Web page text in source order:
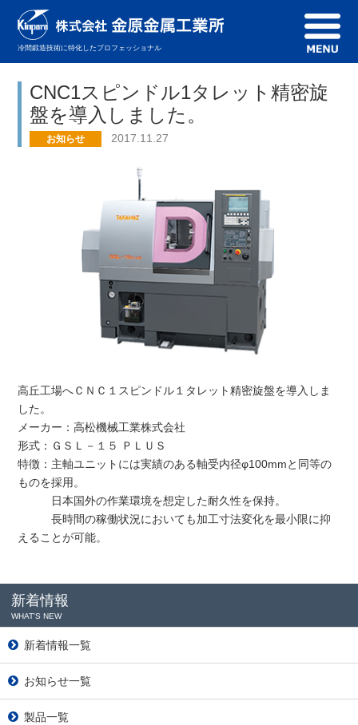
冷間鍛造技術に特化したプロフェッショナル
CNC1スピンドル1タレット精密旋
盤を導入しました。
お知らせ 2017.11.27
高丘工場へＣＮＣ１スピンドル１タレット精密旋盤を導入しま
した。
メーカー：高松機械工業株式会社
形式：ＧＳＬ－１５ ＰＬＵＳ
特徴：主軸ユニットには実績のある軸受内径φ100mmと同等の
ものを採用。
日本国外の作業環境を想定した耐久性を保持。
長時間の稼働状況においても加工寸法変化を最小限に抑
えることが可能。
新着情報
WHAT'S NEW
新着情報一覧
お知らせ一覧
製品一覧